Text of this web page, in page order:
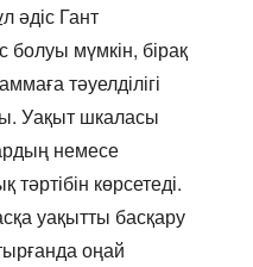
әдіс Гант
мүмкін, бірақ
тәуелділігі
Уақыт шкаласы
немесе
көрсетеді.
уақытты басқару
оңай